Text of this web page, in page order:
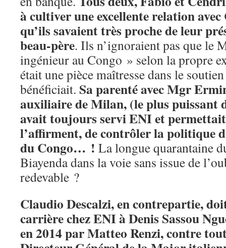
à cultiver une excellente relation
qu’ils savaient très proche de leur
beau-père. Ils n’ignoraient pas que le
ingénieur au Congo » selon la propre
était une pièce maîtresse dans le
bénéficiait. Sa parenté avec Mgr
auxiliaire de Milan, (le plus puissant
avait toujours servi ENI et
l’affirment, de contrôler la politique
du Congo… ! La longue quarantaine
Biayenda dans la voie sans issue de
redevable ?
Claudio Descalzi, en contrepartie,
carrière chez ENI à Denis Sassou
en 2014 par Matteo Renzi, contre